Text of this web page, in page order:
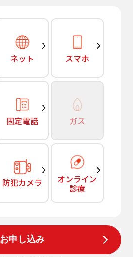
ネット スマホ
固定電話 ガス
防犯カメラ オンライン
診療
お申し込み